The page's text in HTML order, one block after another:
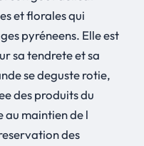
et florales qui
pyréneens. Elle est
sa tendrete et sa
se deguste rotie,
des produits du
maintien de l
des